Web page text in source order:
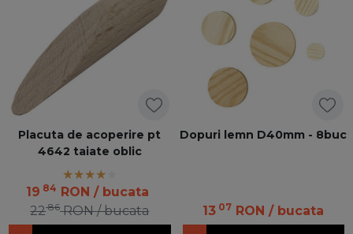
Placuta de acoperire pt
4642 taiate oblic
19 84 RON / bucata
2286 RON / bucata
Dopuri lemn D40mm - 8buc
13 07 RON / bucata